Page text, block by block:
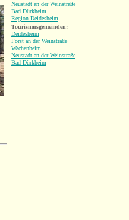
Neustadt an der Weinstraße
Bad Dürkheim
Region Deidesheim
Tourismusgemeinden:
Deidesheim
Forst an der Weinstraße
Wachenheim
Neustadt an der Weinstraße
Bad Dürkheim